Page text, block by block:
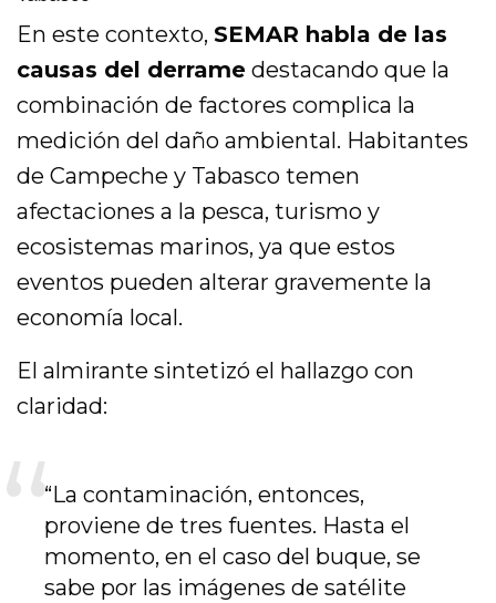
En este contexto,SEMAR habla de las
causas del derrame destacando que la
combinación de factores complica la
medición del daño ambiental. Habitantes
de Campeche y Tabasco temen
afectaciones a la pesca, turismo y
ecosistemas marinos, ya que estos
eventos pueden alterar gravemente la
economía local.
El almirante sintetizó el hallazgo con
claridad:
“La contaminación, entonces,
proviene de tres fuentes. Hasta el
momento, en el caso del buque, se
sabe por las imágenes de satélite